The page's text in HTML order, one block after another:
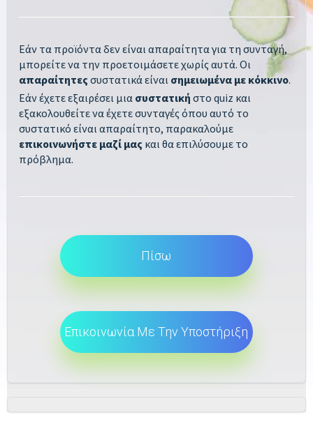
Εάν τα προϊόντα δεν είναι απαραίτητα για τη συνταγή,
μπορείτε να την προετοιμάσετε χωρίς αυτά. Οι
απαραίτητες συστατικά είναι σημειωμένα με κόκκινο.
Εάν έχετε εξαιρέσει μια συστατική στο quiz και
εξακολουθείτε να έχετε συνταγές όπου αυτό το
συστατικό είναι απαραίτητο, παρακαλούμε
επικοινωνήστε μαζί μας και θα επιλύσουμε το
πρόβλημα.
Πίσω
Επικοινωνία Με Την Υποστήριξη